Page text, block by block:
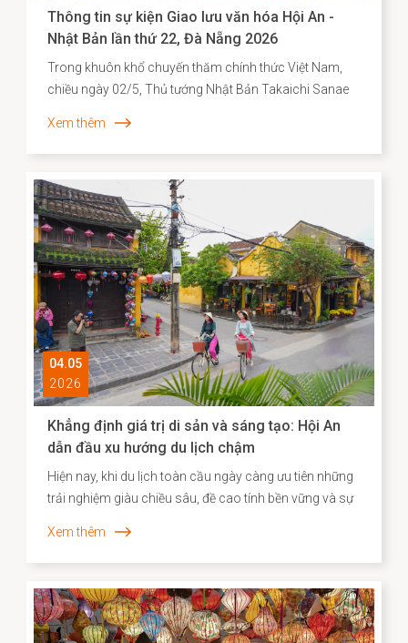
Thông tin sự kiện Giao lưu văn hóa Hội An -
Nhật Bản lần thứ 22, Đà Nẵng 2026
Trong khuôn khổ chuyến thăm chính thức Việt Nam,
chiều ngày 02/5, Thủ tướng Nhật Bản Takaichi Sanae
Sanae đã bày tỏ mong muốn được thăm Di sản văn
hóa thế giới Hội An, để bước đi trên những con đường
mà cộng đồng người Nhật ở đó từng đi qua. Nơi có di
tích Chùa Cầu vừa được hoàn thành trùng tu với sự hợp
tác của Nhật Bản - là minh chứng cho hơn 400 năm
lịch sử giao thương năng động giữa hai dân tộc trên
những vùng biển tự do.
Xem thêm
04.05
2026
Khẳng định giá trị di sản và sáng tạo: Hội An
dẫn đầu xu hướng du lịch chậm
Hiện nay, khi du lịch toàn cầu ngày càng ưu tiên những
trải nghiệm giàu chiều sâu, đề cao tính bền vững và sự
châu Á. Việc Hội An vươn lên vị trí dẫn đầu không chỉ
phản ánh sức hút đặc biệt của một đô thị di sản, mà
còn cho thấy hiệu quả của định hướng bảo tồn gắn liền
với phát huy giá trị văn hóa theo hướng sáng tạo và bền
Xem thêm